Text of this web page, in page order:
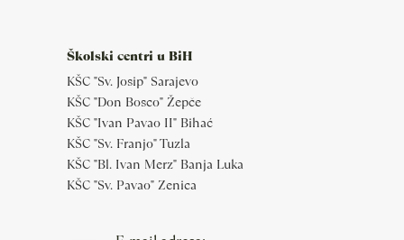
Školski centri u BiH
KŠC "Sv. Josip" Sarajevo
KŠC "Don Bosco" Žepče
KŠC "Ivan Pavao II" Bihać
KŠC "Sv. Franjo" Tuzla
KŠC "Bl. Ivan Merz" Banja Luka
KŠC "Sv. Pavao" Zenica